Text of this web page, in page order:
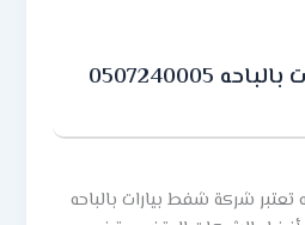
الانسدادات بجودة عالية
على تقنيات حديثة تضمن
إذا كنت تبحث عن الراحة والأمان
فإن ركن الإبداع هي وجهتك
أفضل شركة تسليك مجارى
مجاري بالباحه من شركة ركن
لكل من يبحث عن خدمات متميزة في
والصرف الصحي بسرعة وكفاءة
شركة شفط بيارات بالباحه 0507240005
شركة شفط بيارات بالباحه